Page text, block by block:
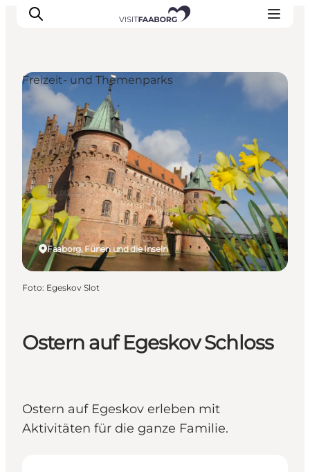
Unterkünfte
Gastronomie
Erlebnisse
Inselhüpfen
Outdoor
Kalender
Ostern auf Egeskov Schloss
Ostern auf Egeskov erleben mit
Aktivitäten für die ganze Familie.
Faaborg, Fünen und die Inseln
Freizeit- und Themenparks
Foto: Egeskov Slot